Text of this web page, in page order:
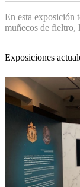
En esta exposición
muñecos de fieltro,
Exposiciones